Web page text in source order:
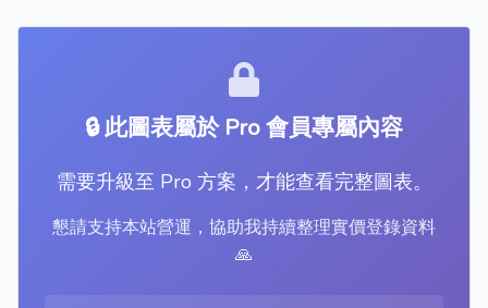
🔒 此圖表屬於 Pro 會員專屬內容
需要升級至 Pro 方案，才能查看完整圖表。
懇請支持本站營運，協助我持續整理實價登錄資料
🙏